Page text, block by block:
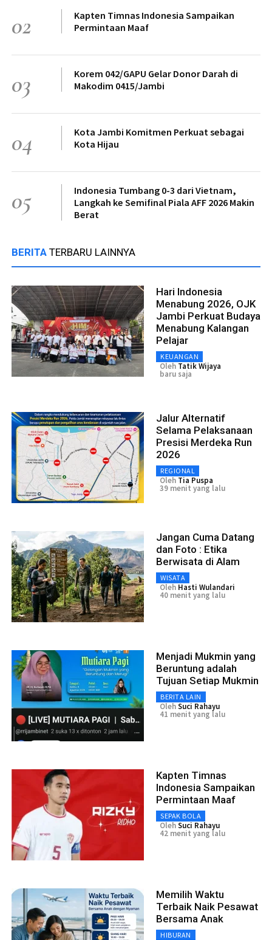
02
Kapten Timnas Indonesia Sampaikan
Permintaan Maaf
03
Korem 042/GAPU Gelar Donor Darah di
Makodim 0415/Jambi
04
Kota Jambi Komitmen Perkuat sebagai
Kota Hijau
05
Indonesia Tumbang 0-3 dari Vietnam,
Langkah ke Semifinal Piala AFF 2026 Makin
Berat
BERITA TERBARU LAINNYA
Hari Indonesia
Menabung 2026, OJK
Jambi Perkuat Budaya
Menabung Kalangan
Pelajar
KEUANGAN
Oleh Tatik Wijaya
baru saja
Jalur Alternatif
Selama Pelaksanaan
Presisi Merdeka Run
2026
REGIONAL
Oleh Tia Puspa
39 menit yang lalu
Jangan Cuma Datang
dan Foto : Etika
Berwisata di Alam
WISATA
Oleh Hasti Wulandari
40 menit yang lalu
Menjadi Mukmin yang
Beruntung adalah
Tujuan Setiap Mukmin
BERITA LAIN
OlehSuci Rahayu
41 menit yang lalu
Kapten Timnas
Indonesia Sampaikan
Permintaan Maaf
SEPAK BOLA
OlehSuci Rahayu
42 menit yang lalu
Memilih Waktu
Terbaik Naik Pesawat
Bersama Anak
HIBURAN